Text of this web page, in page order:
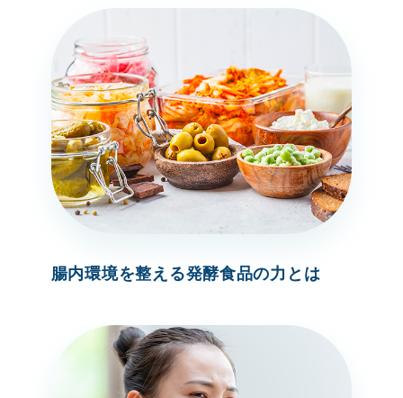
腸内環境を整える発酵食品の力とは